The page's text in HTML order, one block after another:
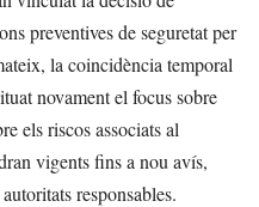
preventives de seguretat per
la coincidència temporal
novament el focus sobre
els riscos associats al
vigents fins a nou avís,
responsables.